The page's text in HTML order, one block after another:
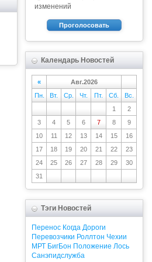
изменений
Проголосовать
Календарь Новостей
«
Авг.2026
Пн.
Вт. Ср. Чт. Пт. Сб.
Вс.
1
2
3
4 5 6 7 8
9
10
11 12 13 14 15
16
17
18 19 20 21 22
23
24
25 26 27 28 29
30
31
Тэги Новостей
Перенос Когда Дороги
Перевозчики Роллтон Чехии
МРТ БигБон Положение Лось
Санэпидслужба